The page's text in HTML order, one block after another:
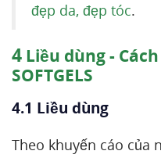
đẹp da, đẹp tóc.
4 Liều dùng -
SOFTGELS
4.1 Liều dùng
Theo khuyến cáo của